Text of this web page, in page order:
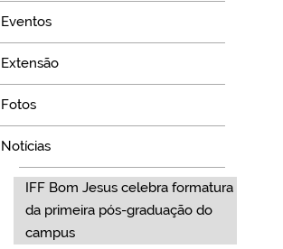
Eventos
Extensão
Fotos
Notícias
IFF Bom Jesus celebra formatura
da primeira pós-graduação do
campus